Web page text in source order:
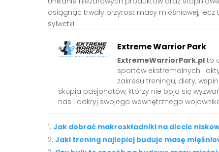
osiągnąć trwały przyrost masy mięśniowej,
sylwetki.
Extreme Warrior Park
ExtremeWarriorPark.pl to
sportów ekstremalnych i
zakresu treningu, diety,
skupia pasjonatów, którzy nie boją się
nas i odkryj swojego wewnętrznego
Jak dobrać makroskładniki na diecie
Jaki trening najlepiej buduje masę